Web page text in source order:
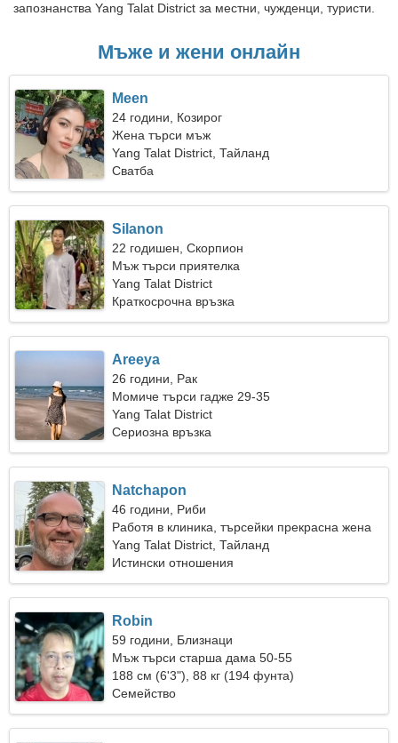
запознанства Yang Talat District за местни, чужденци, туристи.
Мъже и жени онлайн
Meen
24 години, Козирог
Жена търси мъж
Yang Talat District, Тайланд
Сватба
Silanon
22 годишен, Скорпион
Мъж търси приятелка
Yang Talat District
Краткосрочна връзка
Areeya
26 години, Рак
Момиче търси гадже 29-35
Yang Talat District
Сериозна връзка
Natchapon
46 години, Риби
Работя в клиника, търсейки прекрасна жена
Yang Talat District, Тайланд
Истински отношения
Robin
59 години, Близнаци
Мъж търси старша дама 50-55
188 см (6'3"), 88 кг (194 фунта)
Семейство